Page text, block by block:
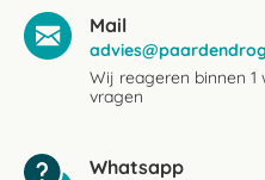
Mail
Wij reageren binnen
vragen
Whatsapp